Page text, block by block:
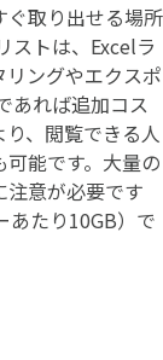
ぐ取り出せる場所
ストは、Excelラ
ングやエクスポ
あれば追加コス
、閲覧できる人
能です。大量の
意が必要です
たり10GB）で